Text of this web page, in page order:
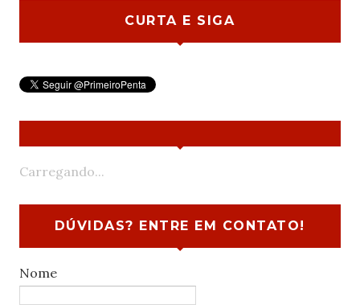
CURTA E SIGA
Carregando...
DÚVIDAS? ENTRE EM CONTATO!
Nome